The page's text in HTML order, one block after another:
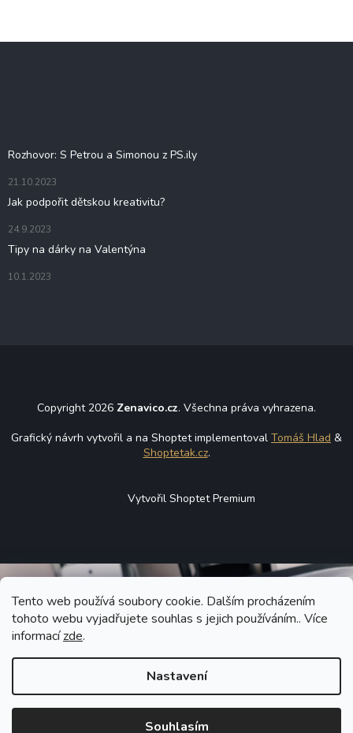
Tento web používá soubory cookie. Dalším procházením
tohoto webu vyjadřujete souhlas s jejich používáním.. Více
informacízde.
Nastavení
Souhlasím
Rozhovor: S Petrou a Simonou z PS.ily
21.10.2023
Jak podpořit dětskou kreativitu?
24.9.2023
Tipy na dárky na Valentýna
10.1.2023
Copyright 2026 Zenavico.cz. Všechna práva vyhrazena.
Grafický návrh vytvořil a na Shoptet implementoval Tomáš Hlad &
Shoptetak.cz.
Vytvořil Shoptet Premium